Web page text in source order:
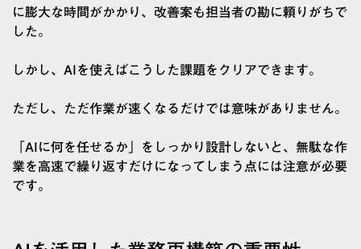
に膨大な時間がかかり、改善案も担当者の勘に頼りがちで
した。
しかし、AIを使えばこうした課題をクリアできます。
ただし、ただ作業が速くなるだけでは意味がありません。
「AIに何を任せるか」をしっかり設計しないと、無駄な作
業を高速で繰り返すだけになってしまう点には注意が必要
です。